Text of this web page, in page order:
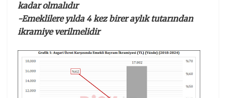
kadar olmalıdır
-Emeklilere yılda 4 kez birer aylık tutarından
ikramiye verilmelidir